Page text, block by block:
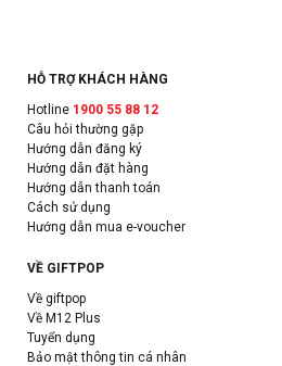
HỖ TRỢ KHÁCH HÀNG
Hotline 1900 55 88 12
Câu hỏi thường gặp
Hướng dẫn đăng ký
Hướng dẫn đặt hàng
Hướng dẫn thanh toán
Cách sử dụng
Hướng dẫn mua e-voucher
VỀ GIFTPOP
Về giftpop
Về M12 Plus
Tuyển dụng
Bảo mật thông tin cá nhân